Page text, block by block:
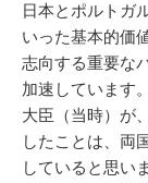
日本とポルトガ
いった基本的価
志向する重要な
加速しています
大臣（当時）が
したことは、両
していると思い